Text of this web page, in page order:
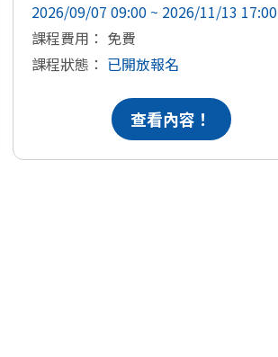
2026/09/07 09:00 ~ 2026/11/13 17:00
課程費用： 免費
課程狀態： 已開放報名
查看內容！